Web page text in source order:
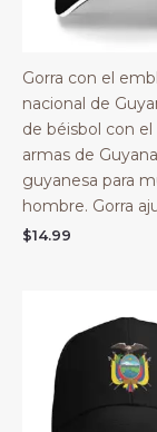
Gorra con el
nacional de
de béisbol con
armas de
guyanesa para
hombre. Gorra
$14.99